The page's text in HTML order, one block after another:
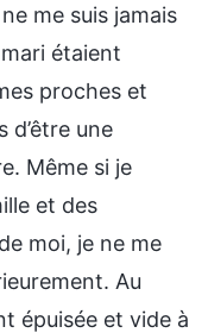
me suis jamais
étaient
proches et
d’être une
Même si je
et des
moi, je ne me
Au
épuisée et vide à